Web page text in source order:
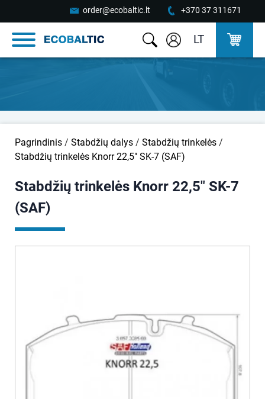
order@ecobaltic.lt +370 37 311671
LT
Pagrindinis / Stabdžių dalys / Stabdžių trinkelės /
Stabdžių trinkelės Knorr 22,5" SK-7 (SAF)
Stabdžių trinkelės Knorr 22,5" SK-7
(SAF)